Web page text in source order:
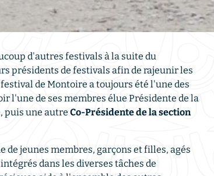
d'autres festivals à la suite du
présidents de festivals afin de rajeunir les
de Montoire a toujours été l'une des
l'une de ses membres élue Présidente de la
puis une autre Co-Présidente de la section
jeunes membres, garçons et filles, agés
dans les diverses tâches de